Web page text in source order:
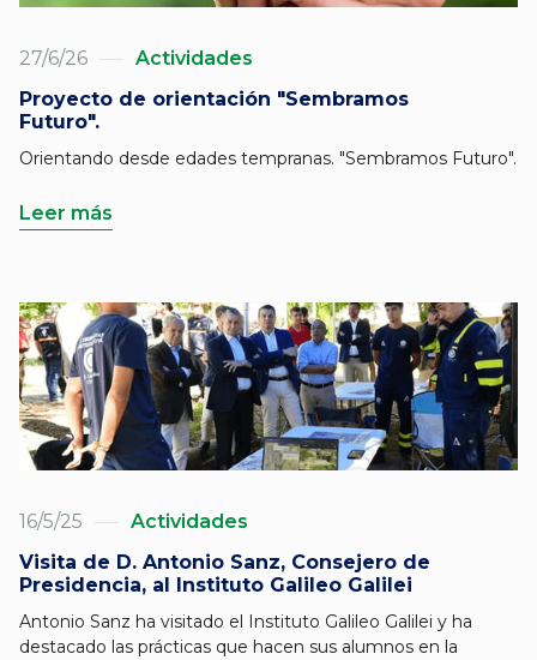
27/6/26
Actividades
Proyecto de orientación "Sembramos
Futuro".
Orientando desde edades tempranas. "Sembramos Futuro".
Leer más
16/5/25
Actividades
Visita de D. Antonio Sanz, Consejero de
Presidencia, al Instituto Galileo Galilei
Antonio Sanz ha visitado el Instituto Galileo Galilei y ha
destacado las prácticas que hacen sus alumnos en la